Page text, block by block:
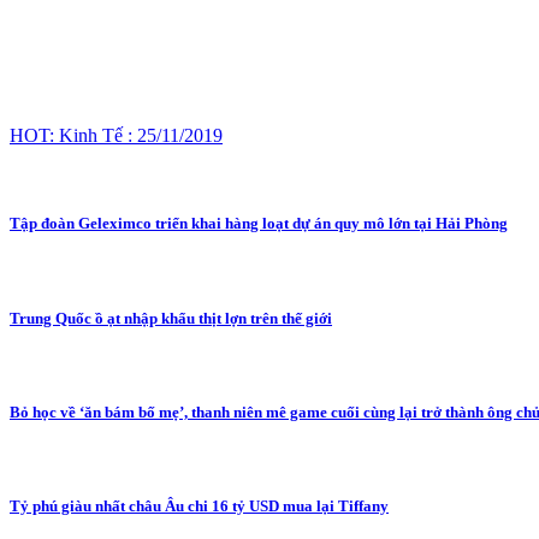
HOT: Kinh Tế : 25/11/2019
Tập đoàn Geleximco triển khai hàng loạt dự án quy mô lớn tại Hải Phòng
Trung Quốc ồ ạt nhập khẩu thịt lợn trên thế giới
Bỏ học về ‘ăn bám bố mẹ’, thanh niên mê game cuối cùng lại trở thành ông
Tỷ phú giàu nhất châu Âu chi 16 tỷ USD mua lại Tiffany